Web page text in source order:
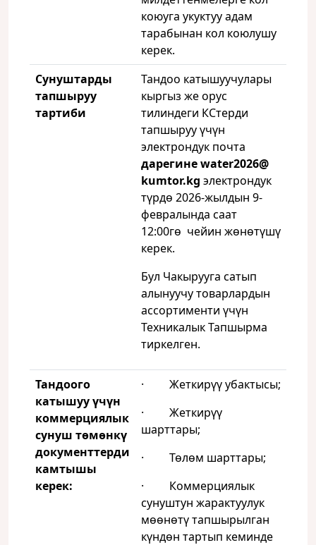
коюуга укуктуу адам
тарабынан кол коюлушу
керек.
Сунуштарды
тапшыруу
тартиби
Тандоо катышуучулары
кыргыз же орус
тилиндеги КCтерди
тапшыруу үчүн
электрондук почта
дарегинеwater2026@
kumtor.kg электрондук
түрдө 2026-жылдын 9-
февралында саат
12:00гө чейин жөнөтүшү
керек.
Бул Чакырууга сатып
алынуучу товарлардын
ассортименти үчүн
Техникалык Тапшырма
тиркелген.
Тандоого
катышуу үчүн
коммерциялык
сунуш төмөнкү
документтерди
камтышы
керек:
· Жеткирүү убактысы;
· Жеткирүү
шарттары;
· Төлөм шарттары;
· Коммерциялык
сунуштун жарактуулук
мөөнөтү тапшырылган
күндөн тартып кеминде